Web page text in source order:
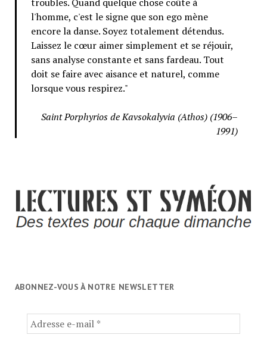
l'homme, c'est le signe que son ego mène
encore la danse. Soyez totalement détendus.
Laissez le cœur aimer simplement et se réjouir,
sans analyse constante et sans fardeau. Tout
doit se faire avec aisance et naturel, comme
lorsque vous respirez."
Saint Porphyrios de Kavsokalyvia (Athos) (1906–
1991)
ABONNEZ-VOUS À NOTRE NEWSLETTER